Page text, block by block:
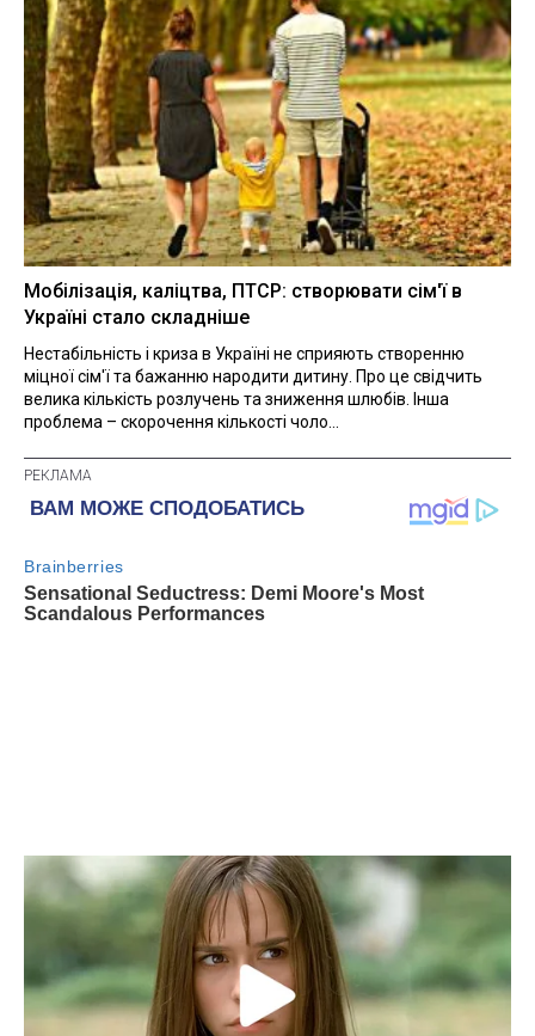
Мобілізація, каліцтва, ПТСР: створювати сім'ї в
Україні стало складніше
Нестабільність і криза в Україні не сприяють створенню
міцної сім'ї та бажанню народити дитину. Про це свідчить
велика кількість розлучень та зниження шлюбів. Інша
проблема – скорочення кількості чоло...